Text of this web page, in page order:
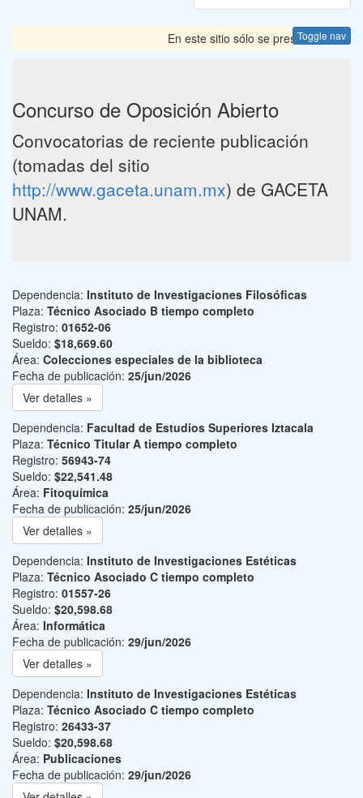
Toggle nav
En este sitio sólo se presentan las
Concurso de Oposición Abierto
Convocatorias de reciente publicación
(tomadas del sitio
http://www.gaceta.unam.mx) de GACETA
UNAM.
Dependencia: Instituto de Investigaciones Filosóficas
Plaza: Técnico Asociado B tiempo completo
Registro: 01652-06
Sueldo: $18,669.60
Área: Colecciones especiales de la biblioteca
Fecha de publicación: 25/jun/2026
Ver detalles »
Dependencia: Facultad de Estudios Superiores Iztacala
Plaza: Técnico Titular A tiempo completo
Registro: 56943-74
Sueldo: $22,541.48
Área: Fitoquímica
Fecha de publicación: 25/jun/2026
Ver detalles »
Dependencia: Instituto de Investigaciones Estéticas
Plaza: Técnico Asociado C tiempo completo
Registro: 01557-26
Sueldo: $20,598.68
Área: Informática
Fecha de publicación: 29/jun/2026
Ver detalles »
Dependencia: Instituto de Investigaciones Estéticas
Plaza: Técnico Asociado C tiempo completo
Registro: 26433-37
Sueldo: $20,598.68
Área: Publicaciones
Fecha de publicación: 29/jun/2026